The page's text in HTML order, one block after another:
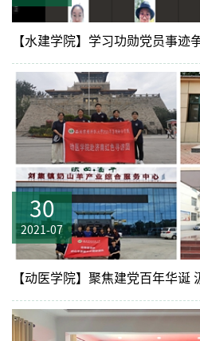
【水建学院】学习功勋党员事迹
30
2021-07
【动医学院】聚焦建党百年华诞